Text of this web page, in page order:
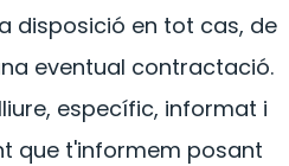
disposició en tot cas, de
eventual contractació.
específic, informat i
que t'informem posant